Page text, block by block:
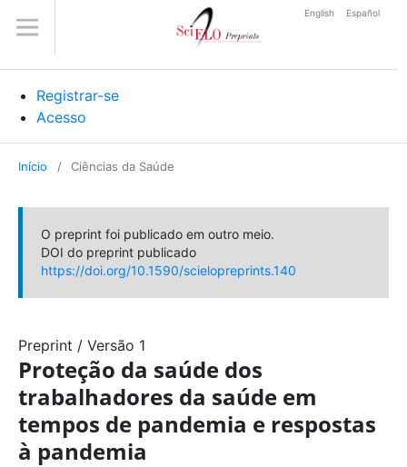
Registrar-se
Acesso
English Español
Início / Ciências da Saúde
O preprint foi publicado em outro meio.
DOI do preprint publicado
https://doi.org/10.1590/scielopreprints.140
Preprint / Versão 1
Proteção da saúde dos
trabalhadores da saúde em
tempos de pandemia e respostas
à pandemia